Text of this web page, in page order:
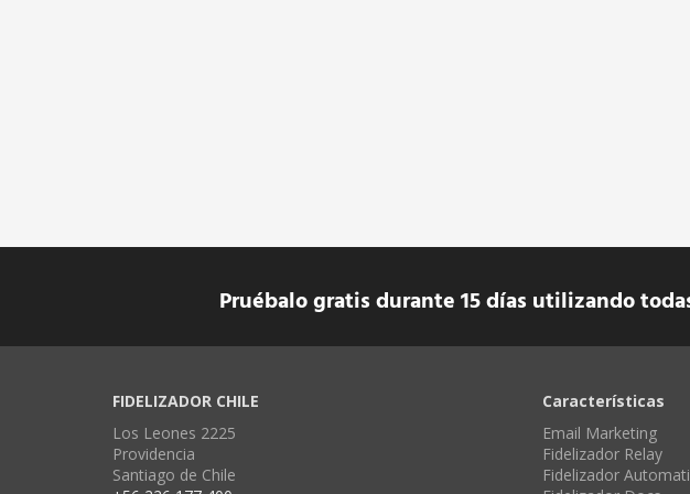
Pruébalo gratis durante 15 días utilizando
FIDELIZADOR CHILE
Los Leones 2225
Providencia
Santiago de Chile
Características
Email Marketing
Fidelizador Relay
Fidelizador